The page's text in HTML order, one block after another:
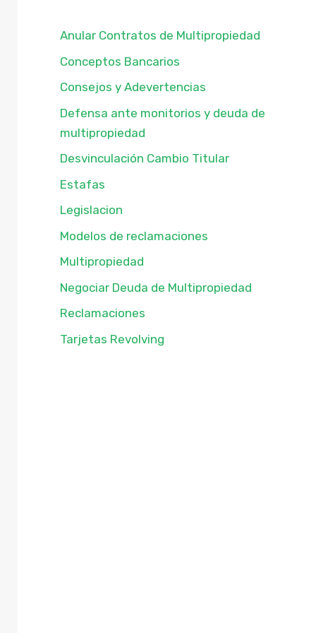
Anular Contratos de Multipropiedad
Conceptos Bancarios
Consejos y Adevertencias
Defensa ante monitorios y deuda de
multipropiedad
Desvinculación Cambio Titular
Estafas
Legislacion
Modelos de reclamaciones
Multipropiedad
Negociar Deuda de Multipropiedad
Reclamaciones
Tarjetas Revolving